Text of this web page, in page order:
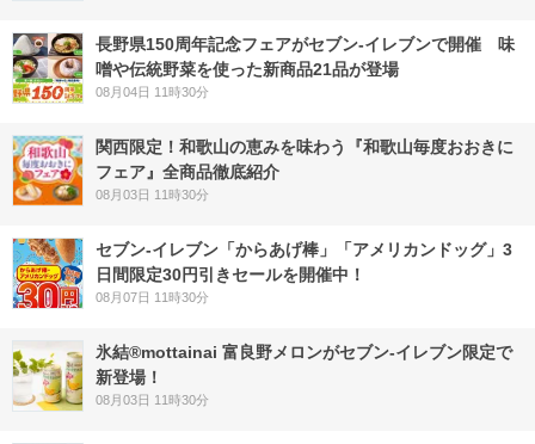
長野県150周年記念フェアがセブン-イレブンで開催 味
噌や伝統野菜を使った新商品21品が登場
08月04日 11時30分
関西限定！和歌山の恵みを味わう『和歌山毎度おおきに
フェア』全商品徹底紹介
08月03日 11時30分
セブン‐イレブン「からあげ棒」「アメリカンドッグ」3
日間限定30円引きセールを開催中！
08月07日 11時30分
氷結®mottainai 富良野メロンがセブン‐イレブン限定で
新登場！
08月03日 11時30分